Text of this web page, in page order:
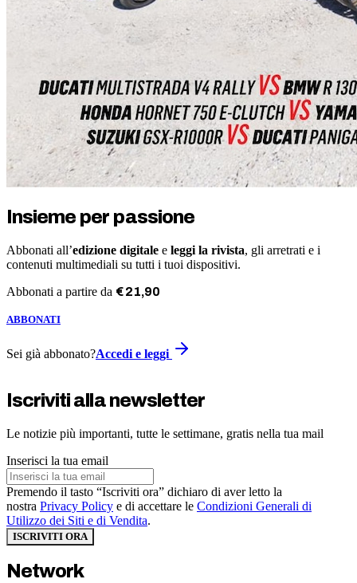
Insieme per passione
Abbonati all’edizione digitale e leggi la rivista, gli arretrati e i
contenuti multimediali su tutti i tuoi dispositivi.
Abbonati a partire da €21,90
ABBONATI
Sei già abbonato?Accedi e leggi
Iscriviti alla newsletter
Le notizie più importanti, tutte le settimane, gratis nella tua mail
Inserisci la tua email
Premendo il tasto “Iscriviti ora” dichiaro di aver letto la
nostra Privacy Policy e di accettare le Condizioni Generali di
Utilizzo dei Siti e di Vendita.
ISCRIVITI ORA
Network